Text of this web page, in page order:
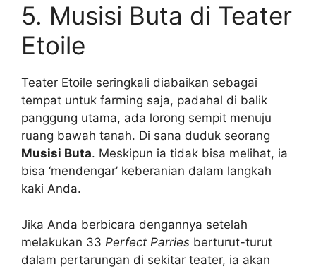
5. Musisi Buta di Teater
Etoile
Teater Etoile seringkali diabaikan sebagai
tempat untuk farming saja, padahal di balik
panggung utama, ada lorong sempit menuju
ruang bawah tanah. Di sana duduk seorang
Musisi Buta. Meskipun ia tidak bisa melihat, ia
bisa ‘mendengar’ keberanian dalam langkah
kaki Anda.
Jika Anda berbicara dengannya setelah
melakukan 33 Perfect Parries berturut-turut
dalam pertarungan di sekitar teater, ia akan